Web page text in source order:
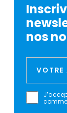
nos